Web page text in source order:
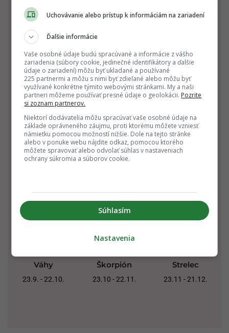
Baran
21.3. - 20.4.
Býk
21.4. - 20.5.
Blíženci
21.5. - 21.6.
Rak Lev
Váhy
23.9. - 22.10.
Škorpión
23.10 - 22.11.
Strelec
23.11 - 21.12.
Uchovávanie alebo prístup k informáciám na zariadení
Ďalšie informácie
Vaše osobné údaje budú spracúvané a informácie z vášho
zariadenia (súbory cookie, jedinečné identifikátory a ďalšie
údaje o zariadení) môžu byť ukladané a používané
225 partnermi a môžu s nimi byť zdieľané alebo môžu byť
využívané konkrétne týmito webovými stránkami. My a naši
partneri môžeme používať presné údaje o geolokácii. Pozrite
si zoznam partnerov.
Niektorí dodávatelia môžu spracúvať vaše osobné údaje na
základe oprávneného záujmu, proti ktorému môžete vzniesť
námietku pomocou možností nižšie. Dole na tejto stránke
alebo v ponuke webu nájdite odkaz, pomocou ktorého
môžete spravovať alebo odvolať súhlas v nastaveniach
ochrany súkromia a súborov cookie.
Súhlasím
Nastavenia